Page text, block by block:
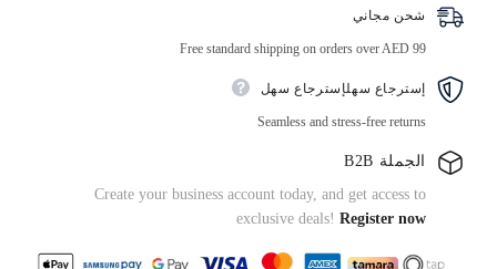
شحن مجاني
Free standard shipping on orders over AED 99
إسترجاع سهلإسترجاع سهل
Seamless and stress-free returns
الجملة B2B
Create your business account today, and get access to
exclusive deals! Register now